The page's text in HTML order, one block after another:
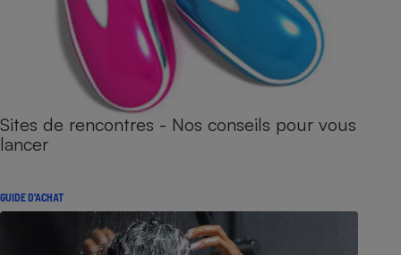
Sites de rencontres - Nos conseils pour vous
lancer
GUIDE D'ACHAT